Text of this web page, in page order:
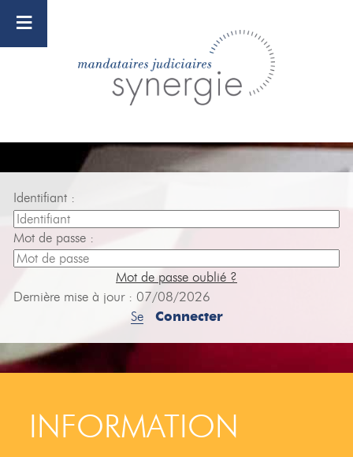
≡
Identifiant :
Mot de passe :
Mot de passe oublié ?
Dernière mise à jour : 07/08/2026
Se
Connecter
INFORMATION